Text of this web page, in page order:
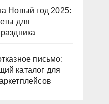
Новый год 2025:
для
письмо:
каталог для